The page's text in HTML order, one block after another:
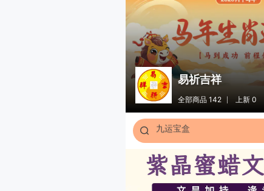
易祈吉祥
全部商品 142 上新 0
2026年吉祥物
九运宝盒
十二生肖
12生肖